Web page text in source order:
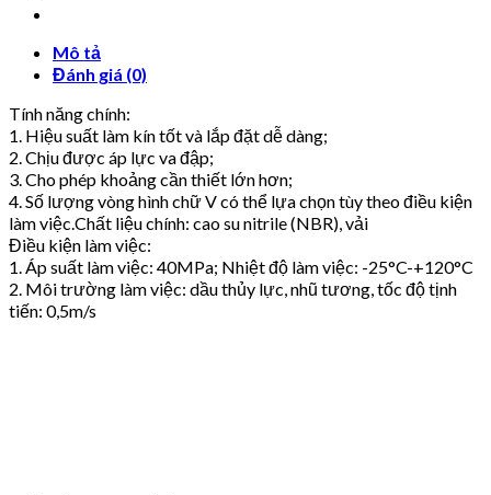
Mô tả
Đánh giá (0)
Tính năng chính:
1. Hiệu suất làm kín tốt và lắp đặt dễ dàng;
2. Chịu được áp lực va đập;
3. Cho phép khoảng cần thiết lớn hơn;
4. Số lượng vòng hình chữ V có thể lựa chọn tùy theo điều kiện
làm việc.Chất liệu chính: cao su nitrile (NBR), vải
Điều kiện làm việc:
1. Áp suất làm việc: 40MPa; Nhiệt độ làm việc: -25°C-+120°C
2. Môi trường làm việc: dầu thủy lực, nhũ tương, tốc độ tịnh
tiến: 0,5m/s